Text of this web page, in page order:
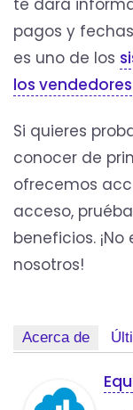
te dará
pagos y
es uno de los
los vendedores
Si quieres
conocer de
ofrecemos
acceso,
beneficios.
nosotros!
Acerca de